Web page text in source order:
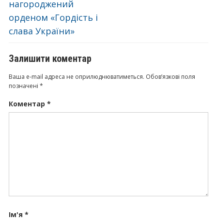
нагороджений
орденом «Гордість і
слава України»
Залишити коментар
Ваша e-mail адреса не оприлюднюватиметься. Обов’язкові поля
позначені *
Коментар *
Ім'я *